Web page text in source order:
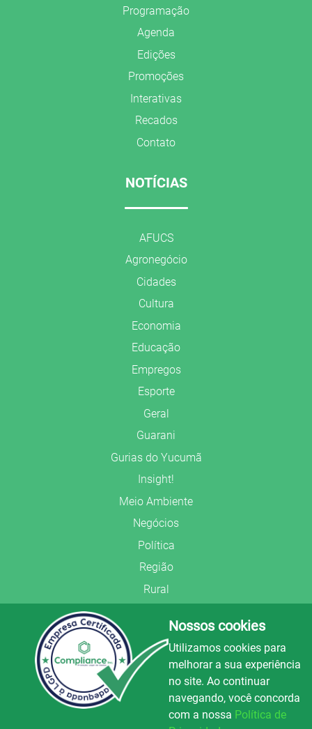
Programação
Agenda
Edições
Promoções
Interativas
Recados
Contato
NOTÍCIAS
AFUCS
Agronegócio
Cidades
Cultura
Economia
Educação
Empregos
Esporte
Geral
Guarani
Gurias do Yucumã
Insight!
Meio Ambiente
Negócios
Política
Região
Rural
Segurança Pública
União Frederiquense
Nossos cookies
Utilizamos cookies para
melhorar a sua experiência
no site. Ao continuar
navegando, você concorda
com a nossa Política de